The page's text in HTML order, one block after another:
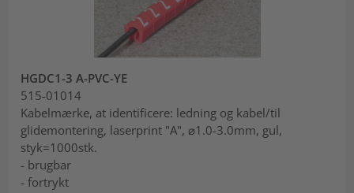
HGDC1-3 A-PVC-YE
515-01014
Kabelmærke, at identificere: ledning og kabel/til
glidemontering, laserprint "A", ⌀1.0-3.0mm, gul,
styk=1000stk.
- brugbar
- fortrykt